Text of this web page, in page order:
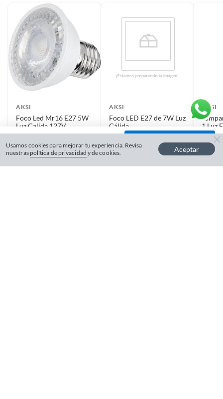
− +
Máximo 11 unidades.
AKSI
Foco Led Mr16 E27 5W
Luz Calida 127V
AKSI
Foco LED E27 de 7W Luz
Cálida
AKSI
1 Luz
499
Usamos cookies para mejorar tu experiencia. Revisa
nuestras política de privacidad y de cookies. Aceptar